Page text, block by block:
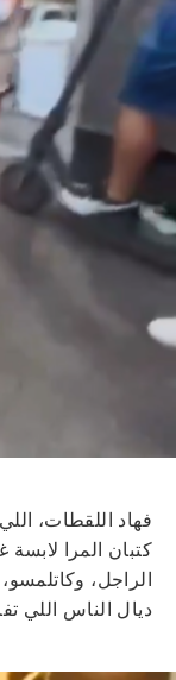
كتبان المرا
الراجل،
ديال الناس اللي